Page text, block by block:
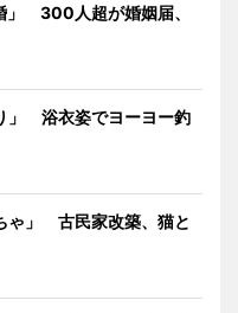
」 300人超が婚姻届、
」 浴衣姿でヨーヨー釣
ゃ」 古民家改築、猫と